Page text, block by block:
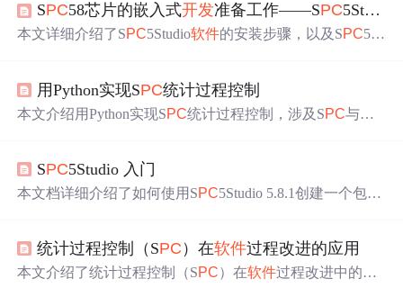
SPC58芯片的嵌入式开发准备工作——SPC5Studio与Debug
本文详细介绍了SPC5Studio软件的安装步骤，以及SPC5U
匹配问题。安装资源可在相关网站找到，并提供了具体的
配置参考文章。
用Python实现SPC统计过程控制
本文介绍用Python实现SPC统计过程控制，涉及SPC与六
观察产品单位缺陷数，I - MR Chart用于监视过程均值和变
异，按公式计算上下界和判异规则，将异常点在图上显
SPC5Studio 入门
本文档详细介绍了如何使用SPC5Studio 5.8.1创建一个包含
务，最后编译并验证代码的过程。适合初学者掌握SPC
台的开发流程。
统计过程控制（SPC ）在软件过程改进的应用
本文介绍了统计过程控制（SPC）在软件过程改进中的应